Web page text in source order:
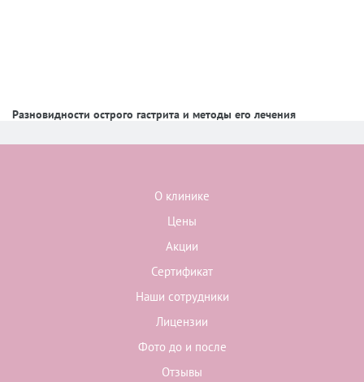
Разновидности острого гастрита и методы его лечения
О клинике
Цены
Акции
Сертификат
Наши сотрудники
Лицензии
Фото до и после
Отзывы